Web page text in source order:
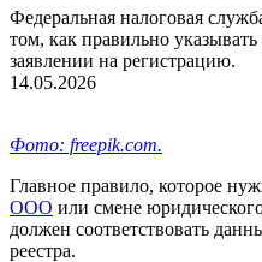
Федеральная налоговая
том, как правильно
заявлении на регистрацию.
14.05.2026
Фото: freepik.com.
Главное правило, которое
ООО или смене
должен соответствовать
реестра.